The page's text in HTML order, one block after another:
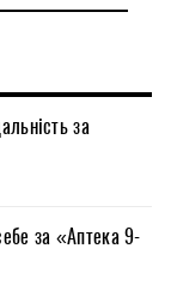
за
за «Аптека 9-